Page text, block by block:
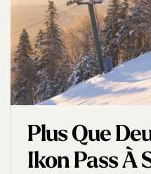
Plus Que
Ikon Pass À